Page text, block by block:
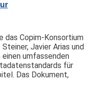
das Copim-Konsortium
Javier Arias und
umfassenden
für
Das Dokument,